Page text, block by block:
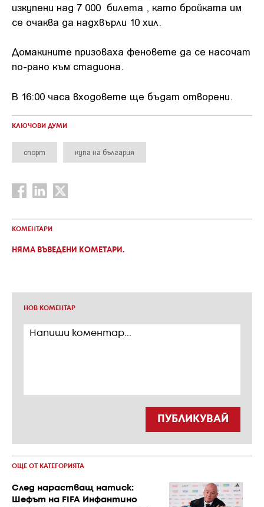
изкупени над 7 000 билета , като бройката им
се очаква да надхвърли 10 хил.
Домакините призоваха феновете да се насочат
по-рано към стадиона.
В 16:00 часа входовете ще бъдат отворени.
КЛЮЧОВИ ДУМИ
спорт купа на българия
КОМЕНТАРИ
НЯМА ВЪВЕДЕНИ КОМЕТАРИ.
НОВ КОМЕНТАР
ПУБЛИКУВАЙ
ОЩЕ ОТ КАТЕГОРИЯТА
След нарастващ натиск:
Шефът на FIFA Инфантино